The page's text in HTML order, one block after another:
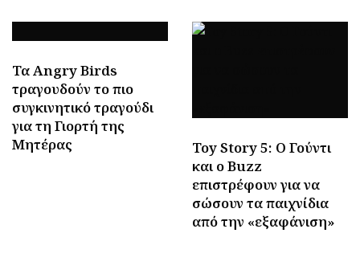
Τα Angry Birds
τραγουδούν το πιο
συγκινητικό τραγούδι
για τη Γιορτή της
Μητέρας
Toy Story 5: Ο Γούντι
και ο Buzz
επιστρέφουν για να
σώσουν τα παιχνίδια
από την «εξαφάνιση»